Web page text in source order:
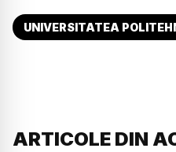
UNIVERSITATEA
ARTICOLE DIN